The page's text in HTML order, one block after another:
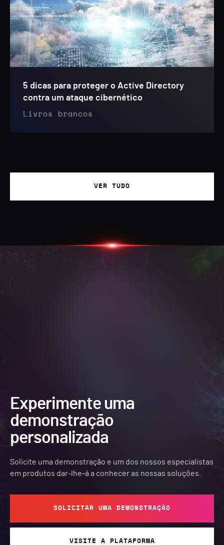
5 dicas para proteger o Active Directory
contra um ataque cibernético
Livros brancos
VER TUDO
Experimente uma
demonstração
personalizada
Solicite uma demonstração e um dos nossos especialistas
em produtos dar-lhe-á a conhecer as nossas soluções.
SOLICITAR UMA DEMONSTRAÇÃO
VISITE A PLATAFORMA